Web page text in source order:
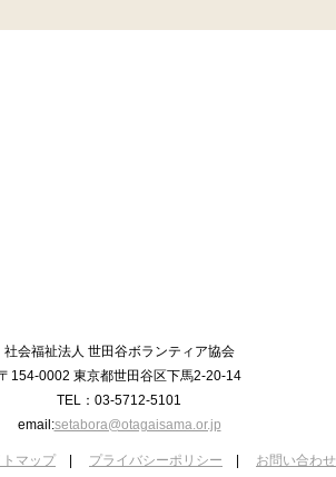
社会福祉法人 世田谷ボランティア協会
154-0002 東京都世田谷区下馬2-20-14
TEL：03-5712-5101
email:setabora@otagaisama.or.jp
マップ プライバシーポリシー お問い合わせ